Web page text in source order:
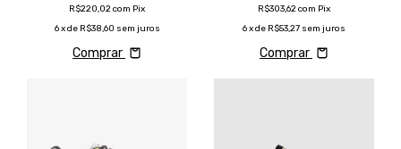
R$220,02com Pix
6 x de R$38,60 sem juros
Comprar
R$303,62com Pix
6x de R$53,27 sem juros
Comprar